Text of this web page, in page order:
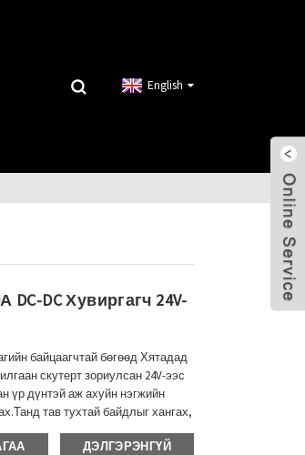
English
DC Хувиргагч 24V-
байцаагчтай бөгөөд Хятадад
скутерт зориулсан 24V-ээс
үр дүнтэй аж ахуйн нэгжийн
тав тухтай байдлыг хангах,
хамгийн сайнаараа итгэлтэй
ДЭЛГЭРЭНГҮЙ